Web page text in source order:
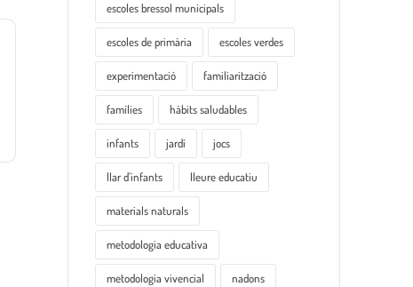
escoles bressol municipals
escoles de primària escoles verdes
experimentació familiarització
famílies hàbits saludables
infants jardí jocs
llar d'infants lleure educatiu
materials naturals
metodologia educativa
metodologia vivencial nadons